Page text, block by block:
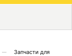
Запчасти для